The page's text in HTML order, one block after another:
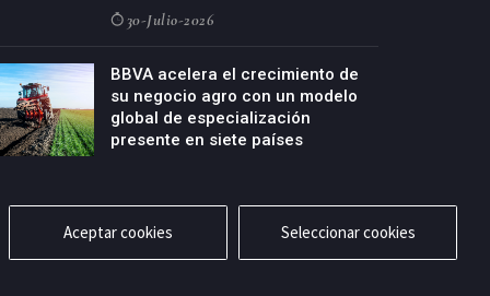
30-Julio-2026
BBVA acelera el crecimiento de
su negocio agro con un modelo
global de especialización
presente en siete países
Aceptar cookies Seleccionar cookies